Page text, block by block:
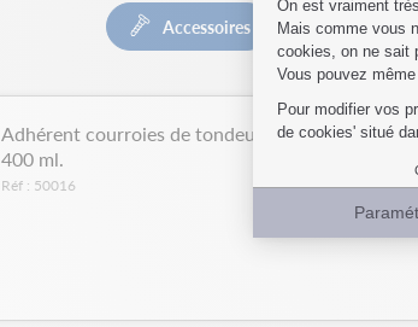
Accessoires Fiche
Adhérent courroies de tondeuses Shark Oil.
400 ml.
Réf : 50016